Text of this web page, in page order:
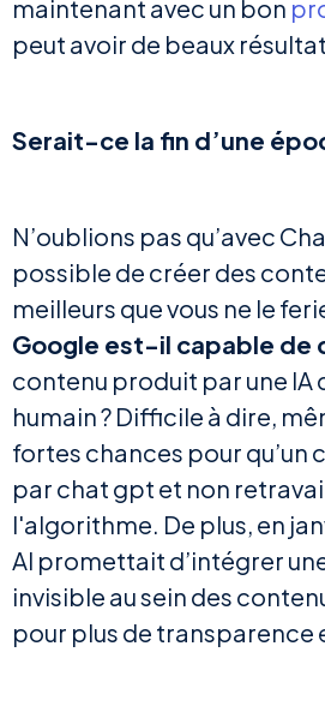
maintenant avec un bon
peut avoir de beaux
Serait-ce la fin d’une
N’oublions pas qu’avec
possible de créer des
meilleurs que vous ne le
Google est-il capable de
contenu produit par une IA
humain ? Difficile à dire,
fortes chances pour qu’un
par chat gpt et non
l'algorithme. De plus, en
AI promettait d’intégrer
invisible au sein des
pour plus de transparence